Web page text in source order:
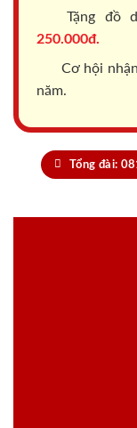
Tặng đồ
250.000đ.
Cơ hội
năm.
Tổng đài: